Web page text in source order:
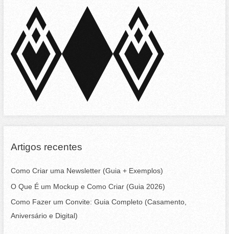
o
Artigos recentes
Como Criar uma Newsletter (Guia + Exemplos)
O Que É um Mockup e Como Criar (Guia 2026)
Como Fazer um Convite: Guia Completo (Casamento,
Aniversário e Digital)